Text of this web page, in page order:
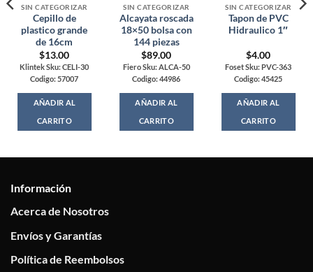
SIN CATEGORIZAR
Cepillo de
plastico grande
de 16cm
$13.00
Klintek Sku: CELI-30
Codigo: 57007
AÑADIR AL
CARRITO
SIN CATEGORIZAR
Alcayata roscada
18×50 bolsa con
144 piezas
$89.00
Fiero Sku: ALCA-50
Codigo: 44986
AÑADIR AL
CARRITO
SIN CATEGORIZAR
Tapon de PVC
Hidraulico 1″
$4.00
Foset Sku: PVC-363
Codigo: 45425
AÑADIR AL
CARRITO
Información
Acerca de Nosotros
Envíos y Garantías
Política de Reembolsos